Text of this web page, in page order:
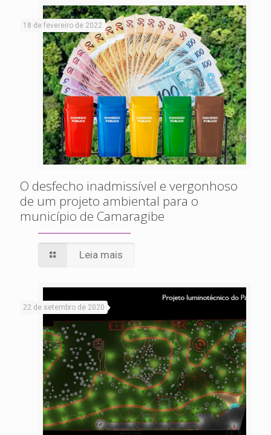
18 de fevereiro de 2022
O desfecho inadmissível e vergonhoso
de um projeto ambiental para o
município de Camaragibe
Leia mais
22 de setembro de 2020